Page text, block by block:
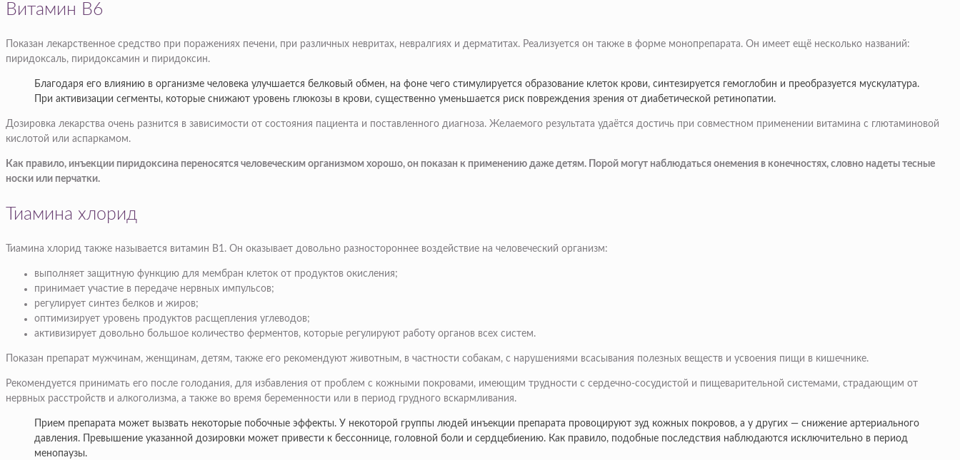
Витамин В6
Показан лекарственное средство при поражениях печени, при различных невритах, невралгиях и дерматитах. Реализуется он также в форме монопрепарата. Он имеет ещё несколько названий:
пиридоксаль, пиридоксамин и пиридоксин.
Благодаря его влиянию в организме человека улучшается белковый обмен, на фоне чего стимулируется образование клеток крови, синтезируется гемоглобин и преобразуется мускулатура.
При активизации сегменты, которые снижают уровень глюкозы в крови, существенно уменьшается риск повреждения зрения от диабетической ретинопатии.
Дозировка лекарства очень разнится в зависимости от состояния пациента и поставленного диагноза. Желаемого результата удаётся достичь при совместном применении витамина с глютаминовой
кислотой или аспаркамом.
Как правило, инъекции пиридоксина переносятся человеческим организмом хорошо, он показан к применению даже детям. Порой могут наблюдаться онемения в конечностях, словно надеты тесные
носки или перчатки.
Тиамина хлорид
Тиамина хлорид также называется витамин В1. Он оказывает довольно разностороннее воздействие на человеческий организм:
выполняет защитную функцию для мембран клеток от продуктов окисления;
принимает участие в передаче нервных импульсов;
регулирует синтез белков и жиров;
оптимизирует уровень продуктов расщепления углеводов;
активизирует довольно большое количество ферментов, которые регулируют работу органов всех систем.
Показан препарат мужчинам, женщинам, детям, также его рекомендуют животным, в частности собакам, с нарушениями всасывания полезных веществ и усвоения пищи в кишечнике.
Рекомендуется принимать его после голодания, для избавления от проблем с кожными покровами, имеющим трудности с сердечно-сосудистой и пищеварительной системами, страдающим от
нервных расстройств и алкоголизма, а также во время беременности или в период грудного вскармливания.
Прием препарата может вызвать некоторые побочные эффекты. У некоторой группы людей инъекции препарата провоцируют зуд кожных покровов, а у других — снижение артериального
давления. Превышение указанной дозировки может привести к бессоннице, головной боли и сердцебиению. Как правило, подобные последствия наблюдаются исключительно в период
менопаузы.